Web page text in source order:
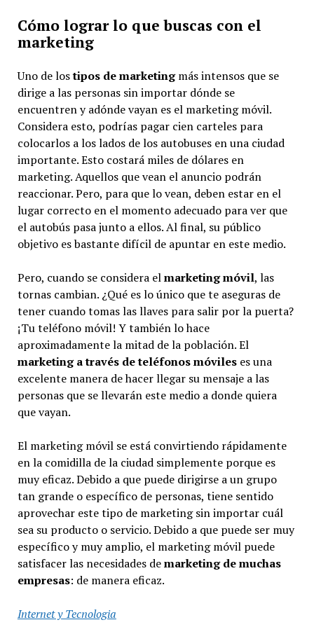
Cómo lograr lo que buscas con el
marketing
Uno de lostipos de marketingmás intensos que se
dirige a las personas sin importar dónde se
encuentren y adónde vayan es el marketing móvil.
Considera esto, podrías pagar cien carteles para
colocarlos a los lados de los autobuses en una ciudad
importante. Esto costará miles de dólares en
marketing. Aquellos que vean el anuncio podrán
reaccionar. Pero, para que lo vean, deben estar en el
lugar correcto en el momento adecuado para ver que
el autobús pasa junto a ellos. Al final, su público
objetivo es bastante difícil de apuntar en este medio.
Pero, cuando se considera elmarketing móvil, las
tornas cambian. ¿Qué es lo único que te aseguras de
tener cuando tomas las llaves para salir por la puerta?
¡Tu teléfono móvil! Y también lo hace
aproximadamente la mitad de la población. El
marketing a través de teléfonos móvileses una
excelente manera de hacer llegar su mensaje a las
personas que se llevarán este medio a donde quiera
que vayan.
El marketing móvil se está convirtiendo rápidamente
en la comidilla de la ciudad simplemente porque es
muy eficaz. Debido a que puede dirigirse a un grupo
tan grande o específico de personas, tiene sentido
aprovechar este tipo de marketing sin importar cuál
sea su producto o servicio. Debido a que puede ser muy
específico y muy amplio, el marketing móvil puede
satisfacer las necesidades demarketing de muchas
empresas: de manera eficaz.
Internet y Tecnologia